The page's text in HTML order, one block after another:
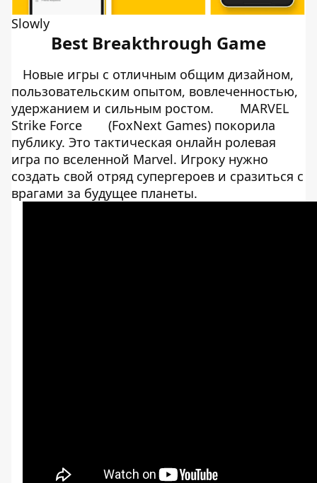
Slowly
Best Breakthrough Game
Новые игры с отличным общим дизайном,
пользовательским опытом, вовлеченностью,
удержанием и сильным ростом.
MARVEL
Strike Force
(FoxNext Games) покорила
публику. Это тактическая онлайн ролевая
игра по вселенной Marvel. Игроку нужно
создать свой отряд супергероев и сразиться с
врагами за будущее планеты.